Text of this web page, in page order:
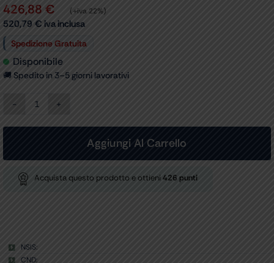
426,88 € (+iva 22%)
520,79 € iva inclusa
Spedizione Gratuita
Disponibile
🚚 Spedito in 3–5 giorni lavorativi
CARRELLO
2
codici
29516-
7/29520/29531-
Aggiungi Al Carrello
Acquista questo prodotto e ottieni 426 punti
NSIS:
CND: